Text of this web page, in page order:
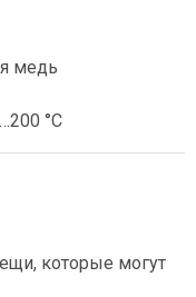
медь
°C
которые могут